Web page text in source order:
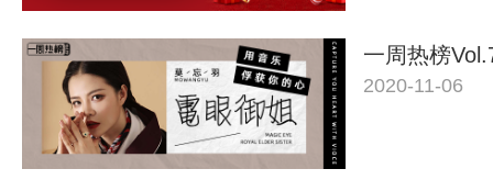
一周热榜
2020-11-06